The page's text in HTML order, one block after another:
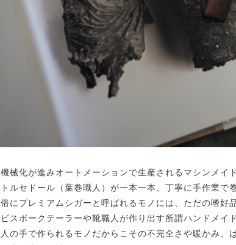
機械化が進みオートメーションで生産されるマシンメイ
トルセドール（葉巻職人）が一本一本、丁寧に手作業で
俗にプレミアムシガーと呼ばれるモノには、ただの嗜好
ビスポークテーラーや靴職人が作り出す所謂ハンドメイ
人の手で作られるモノだからこその不完全さや暖かみ、